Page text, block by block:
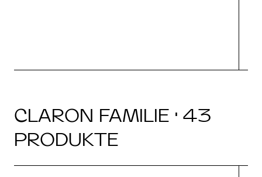
CLARON FAMILIE · 43
PRODUKTE